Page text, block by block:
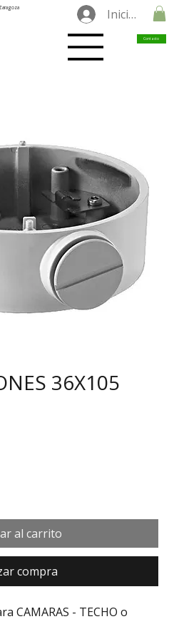
Iniciar
Contacto
36X105
al carrito
compra
CAMARAS - TECHO o